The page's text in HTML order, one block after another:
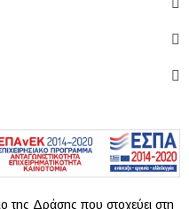
της Δράσης που στοχεύει στη